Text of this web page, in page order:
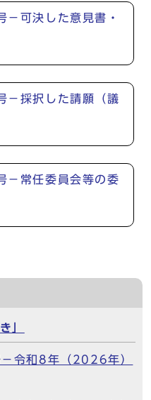
可決した意見書・
採択した請願（議
常任委員会等の委
」
令和8年（2026年）